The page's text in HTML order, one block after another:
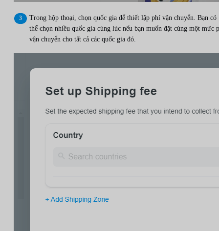
Trong hộp thoại, chọn quốc gia để thiết lập phí vận chuyển. Bạn có
thể chọn nhiều quốc gia cùng lúc nếu bạn muốn đặt cùng một mức
vận chuyển cho tất cả các quốc gia đó.